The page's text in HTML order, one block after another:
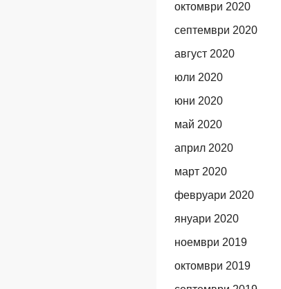
октомври 2020
септември 2020
август 2020
юли 2020
юни 2020
май 2020
април 2020
март 2020
февруари 2020
януари 2020
ноември 2019
октомври 2019